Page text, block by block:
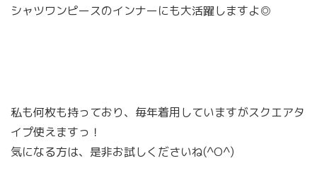
シャツワンピースのインナーにも大活躍しますよ◎
私も何枚も持っており、毎年着用していますがスクエアタ
イプ使えますっ！
気になる方は、是非お試しくださいね(^O^)